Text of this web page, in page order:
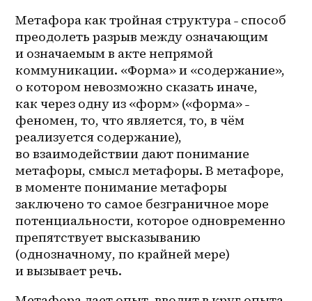
Метафора как тройная структура ˗ способ
преодолеть разрыв между означающим
и означаемым в акте непрямой
коммуникации. «Форма» и «содержание»,
о котором невозможно сказать иначе,
как через одну из «форм» («форма» ˗
феномен, то, что является, то, в чём
реализуется содержание),
во взаимодействии дают понимание
метафоры, смысл метафоры. В метафоре,
в моменте понимание метафоры
заключено то самое безграничное море
потенциальности, которое одновременно
препятствует высказыванию
(однозначному, по крайней мере)
и вызывает речь.